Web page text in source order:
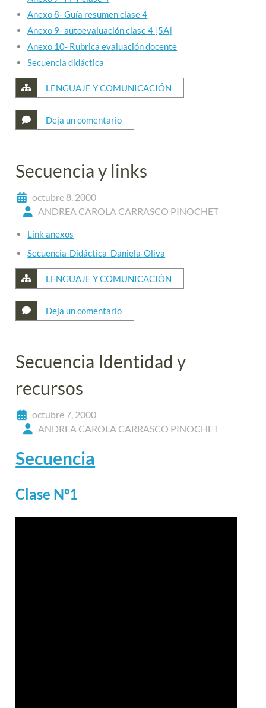
Anexo 8- Guía resumen clase 4
Anexo 9- autoevaluación clase 4 [5A]
Anexo 10- Rubrica evaluación docente
Secuencia didáctica
LENGUAJE Y COMUNICACIÓN
Deja un comentario
Secuencia y links
octubre 8, 2000
ANDREA CAROLA CARRASCO PINOCHET
Link anexos
Secuencia-Didáctica_Daniela-Oliva
LENGUAJE Y COMUNICACIÓN
Deja un comentario
Secuencia Identidad y
recursos
octubre 7, 2000
ANDREA CAROLA CARRASCO PINOCHET
Secuencia
Clase Nº1